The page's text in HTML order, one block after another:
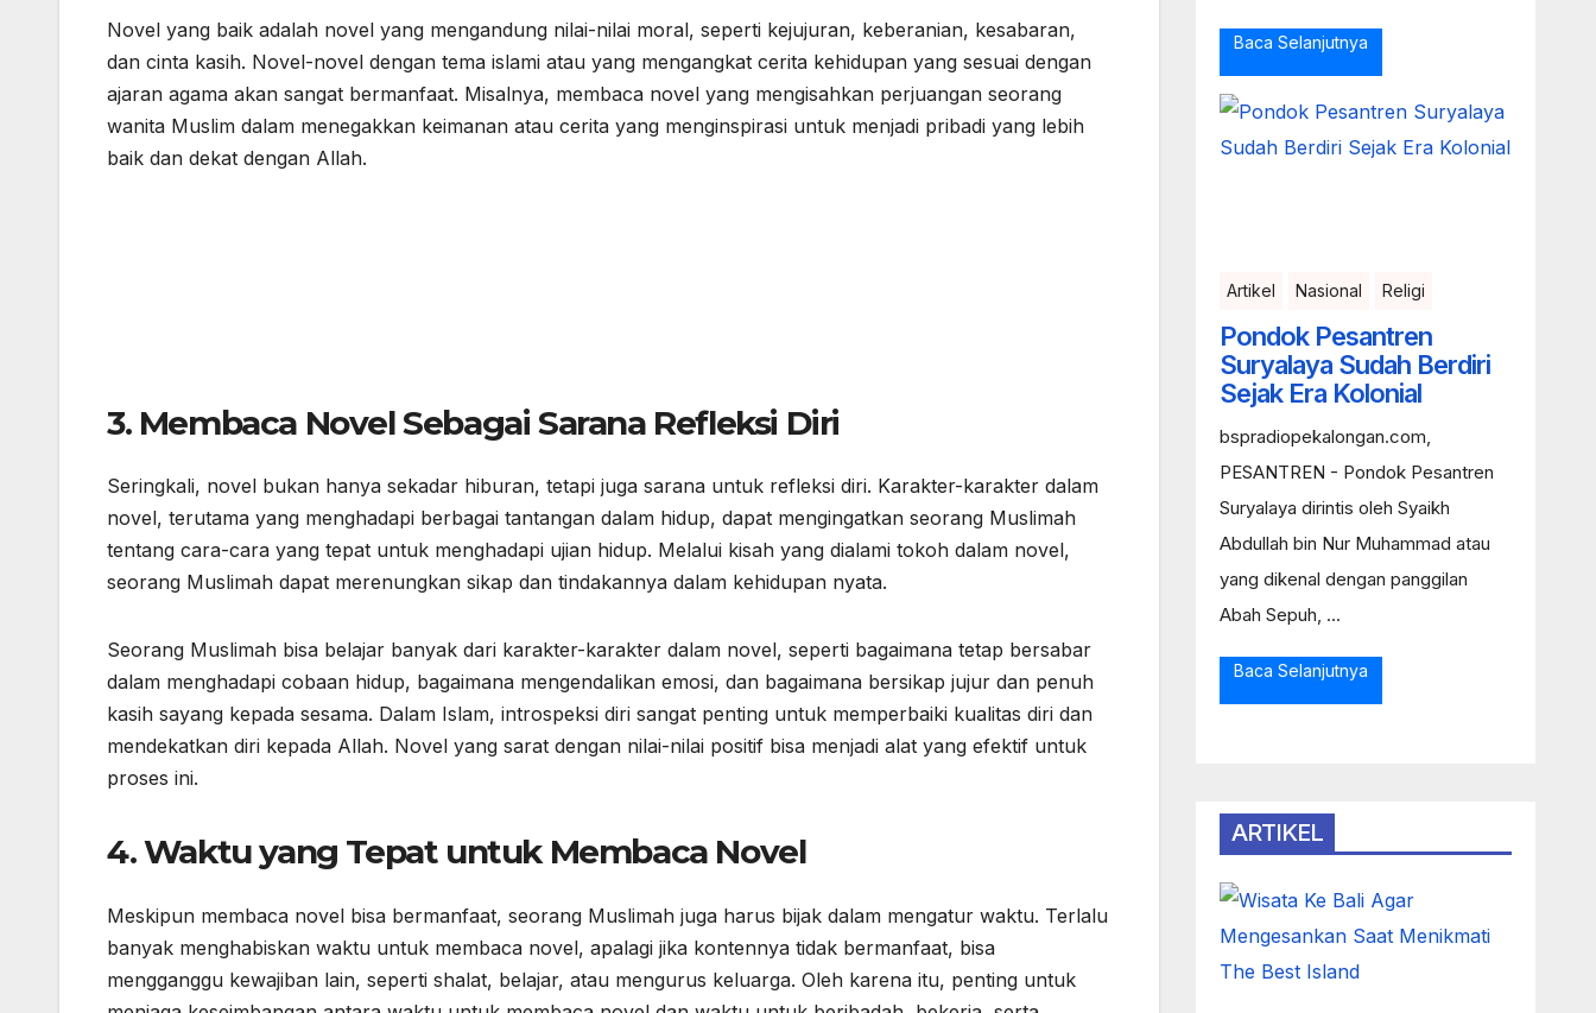
Novel yang baik adalah novel yang mengandung nilai-nilai moral, seperti kejujuran, keberanian, kesabaran,
dan cinta kasih. Novel-novel dengan tema islami atau yang mengangkat cerita kehidupan yang sesuai dengan
ajaran agama akan sangat bermanfaat. Misalnya, membaca novel yang mengisahkan perjuangan seorang
wanita Muslim dalam menegakkan keimanan atau cerita yang menginspirasi untuk menjadi pribadi yang lebih
baik dan dekat dengan Allah.
3. Membaca Novel Sebagai Sarana Refleksi Diri
Seringkali, novel bukan hanya sekadar hiburan, tetapi juga sarana untuk refleksi diri. Karakter-karakter dalam
novel, terutama yang menghadapi berbagai tantangan dalam hidup, dapat mengingatkan seorang Muslimah
tentang cara-cara yang tepat untuk menghadapi ujian hidup. Melalui kisah yang dialami tokoh dalam novel,
seorang Muslimah dapat merenungkan sikap dan tindakannya dalam kehidupan nyata.
Seorang Muslimah bisa belajar banyak dari karakter-karakter dalam novel, seperti bagaimana tetap bersabar
dalam menghadapi cobaan hidup, bagaimana mengendalikan emosi, dan bagaimana bersikap jujur dan penuh
kasih sayang kepada sesama. Dalam Islam, introspeksi diri sangat penting untuk memperbaiki kualitas diri dan
mendekatkan diri kepada Allah. Novel yang sarat dengan nilai-nilai positif bisa menjadi alat yang efektif untuk
proses ini.
4.Waktu yang Tepat untuk Membaca Novel
Meskipun membaca novel bisa bermanfaat, seorang Muslimah juga harus bijak dalam mengatur waktu. Terlalu
banyak menghabiskan waktu untuk membaca novel, apalagi jika kontennya tidak bermanfaat, bisa
mengganggu kewajiban lain, seperti shalat, belajar, atau mengurus keluarga. Oleh karena itu, penting untuk
Baca Selanjutnya
Artikel Nasional Religi
Pondok Pesantren
Suryalaya Sudah Berdiri
Sejak Era Kolonial
bspradiopekalongan.com,
PESANTREN - Pondok Pesantren
Suryalaya dirintis oleh Syaikh
Abdullah bin Nur Muhammad atau
yang dikenal dengan panggilan
Abah Sepuh, ...
Baca Selanjutnya
ARTIKEL